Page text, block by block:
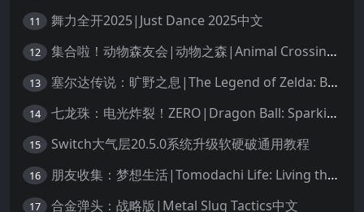
11 舞力全开2025|Just Dance 2025中文
12 集合啦！动物森友会|动物之森|Animal Crossing: New Horizons中文
13 塞尔达传说：旷野之息|The Legend of Zelda: Breath of the Wild中文
14 七龙珠：电光炸裂！ZERO|Dragon Ball: Sparking! Zero中文
15 Switch大气层20.5.0系统升级软硬破通用教程
16 朋友收集：梦想生活|Tomodachi Life: Living the Dream中文
17 合金弹头：战略版|Metal Slug Tactics中文